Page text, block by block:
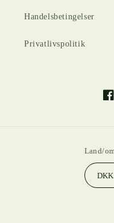
Handelsbetingelser
Privatlivspolitik
Land/